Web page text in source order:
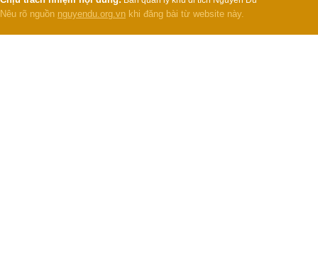
Nêu rõ nguồn nguyendu.org.vn khi đăng bài từ website này.